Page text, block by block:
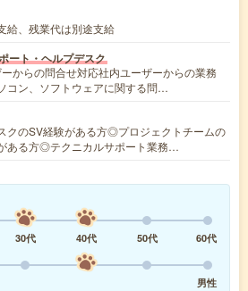
給、残業代は別途支給
ート・ヘルプデスク
からの問合せ対応社内ユーザーからの業務
コン、ソフトウェアに関する問…
クのSV経験がある方◎プロジェクトチームの
ある方◎テクニカルサポート業務…
30代 40代 50代
60代
男性